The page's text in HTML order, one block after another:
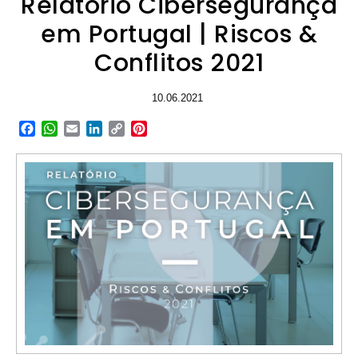
em Portugal | Riscos &
Conflitos 2021
10.06.2021
Facebook
WhatsApp
EmailLinkedIn
Copy